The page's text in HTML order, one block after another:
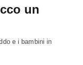
un
e i bambini in